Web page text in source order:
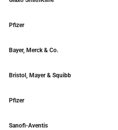
Pfizer
Bayer, Merck & Co.
Bristol, Mayer & Squibb
Pfizer
Sanofi-Aventis